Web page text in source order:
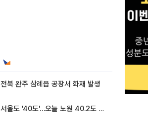
전북 완주 삼례읍 공장서 화재 발생
서울도 '40도'…오늘 노원 40.2도 기록